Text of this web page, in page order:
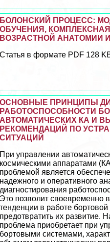
БОЛОНСКИЙ ПРОЦЕСС:
ОБУЧЕНИЯ,
ВОЗРАСТНОЙ АНАТОМИИ
Статья в формате PDF 128
ОСНОВНЫЕ ПРИНЦИПЫ
РАБОТОСПОСОБНОСТИ
АВТОМАТИЧЕСКИХ КА И
РЕКОМЕНДАЦИЙ ПО
СИТУАЦИЙ
При управлении
космическими аппаратами
проблемой является
надежного и оперативного
диагностирования
Это позволит своевременно
тенденции в работе
предотвратить их развитие.
проблема приобретает при
бортовыми системами,